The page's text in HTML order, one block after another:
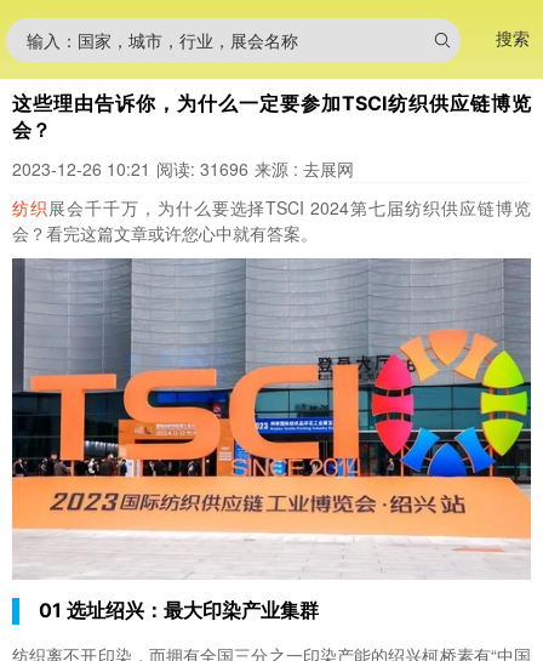
输入：国家，城市，行业，展会名称 搜索
这些理由告诉你，为什么一定要参加TSCI纺织供应链博览
会？
2023-12-26 10:21 阅读: 31696 来源 : 去展网
纺织展会千千万，为什么要选择TSCI 2024第七届纺织供应链博览
会？看完这篇文章或许您心中就有答案。
01 选址绍兴：最大印染产业集群
纺织离不开印染，而拥有全国三分之一印染产能的绍兴柯桥素有“中国